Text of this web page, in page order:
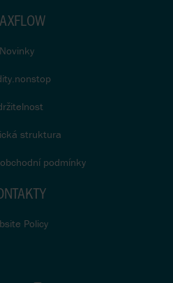
Novinky
struktura
podmínky
Policy